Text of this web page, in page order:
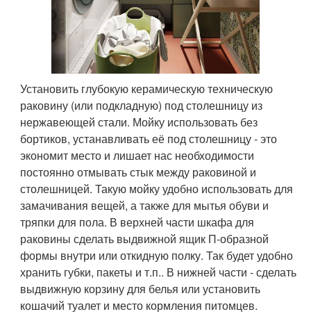
Установить глубокую керамическую техническую
раковину (или подкладную) под столешницу из
нержавеющей стали. Мойку использовать без
бортиков, устанавливать её под столешницу - это
экономит место и лишает нас необходимости
постоянно отмывать стык между раковиной и
столешницей. Такую мойку удобно использовать для
замачивания вещей, а также для мытья обуви и
тряпки для пола. В верхней части шкафа для
раковины сделать выдвижной ящик П-образной
формы внутри или откидную полку. Так будет удобно
хранить губки, пакеты и т.п.. В нижней части - сделать
выдвижную корзину для белья или установить
кошачий туалет и место кормления питомцев.